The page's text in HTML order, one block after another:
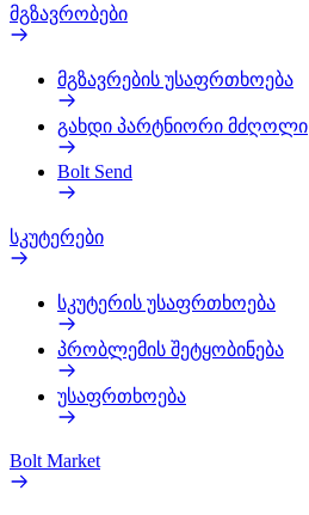
მგზავრობები
მგზავრების უსაფრთხოება
გახდი პარტნიორი მძღოლი
Bolt Send
სკუტერები
სკუტერის უსაფრთხოება
პრობლემის შეტყობინება
უსაფრთხოება
Bolt Market